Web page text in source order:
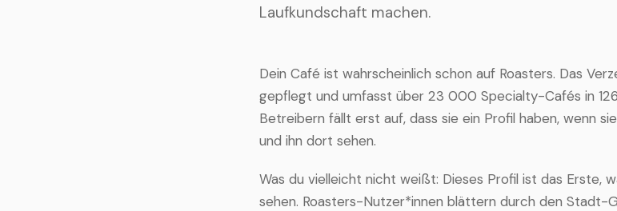
Laufkundschaft machen.
Dein Café ist wahrscheinlich schon auf Roasters. Das
gepflegt und umfasst über 23 000 Specialty-Cafés in
Betreibern fällt erst auf, dass sie ein Profil haben, wenn
und ihn dort sehen.
Was du vielleicht nicht weißt: Dieses Profil ist das Erste,
sehen. Roasters-Nutzer*innen blättern durch den Stadt-